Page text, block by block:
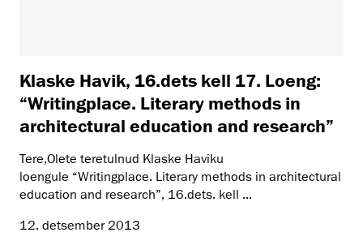
Klaske Havik, 16.dets kell 17. Loeng:
“Writingplace. Literary methods in
architectural education and research”
Tere,Olete teretulnud Klaske Haviku
loengule “Writingplace. Literary methods in architectural
education and research”, 16.dets. kell ...
12. detsember 2013